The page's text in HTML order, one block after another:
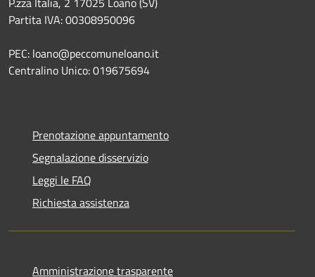
Partita IVA: 00308950096
PEC: loano@peccomuneloano.it
Centralino Unico: 019675694
Prenotazione appuntamento
Segnalazione disservizio
Leggi le FAQ
Richiesta assistenza
Amministrazione trasparente